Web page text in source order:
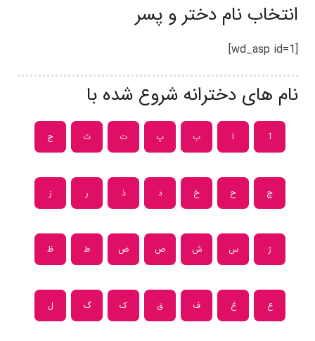
انتخاب نام دختر و پسر
[wd_asp id=1]
نام های دخترانه شروع شده با
آ ا ب پ ت ث ج
چ ح خ د ذ ر ز
ژ س ش ص ض ط ظ
ع غ ف ق ک گ ل